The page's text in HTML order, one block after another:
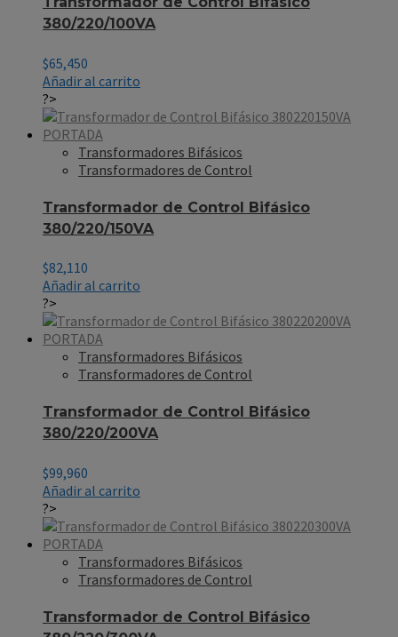
380/220/100VA
$65,450
Añadir al carrito
?>
Transformadores Bifásicos
Transformadores de Control
Transformador de Control Bifásico
380/220/150VA
$82,110
Añadir al carrito
?>
Transformadores Bifásicos
Transformadores de Control
Transformador de Control Bifásico
380/220/200VA
$99,960
Añadir al carrito
?>
Transformadores Bifásicos
Transformadores de Control
Transformador de Control Bifásico